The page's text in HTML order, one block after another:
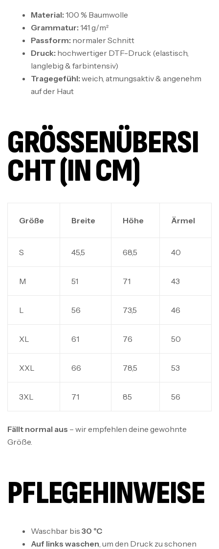
Material: 100 % Baumwolle
Grammatur: 141 g/m²
Passform: normaler Schnitt
Druck: hochwertiger DTF-Druck (elastisch,
langlebig & farbintensiv)
Tragegefühl: weich, atmungsaktiv & angenehm
auf der Haut
GRÖSSENÜBERSIC
HT (IN CM)
Größe Breite Höhe Ärmel
S 45,5 68,5 40
M 51 71 43
L 56 73,5 46
XL 61 76 50
XXL 66 78,5 53
3XL 71 85 56
Fällt normal aus – wir empfehlen deine gewohnte
Größe.
PFLEGEHINWEISE
Waschbar bis 30 °C
Auf links waschen, um den Druck zu schonen